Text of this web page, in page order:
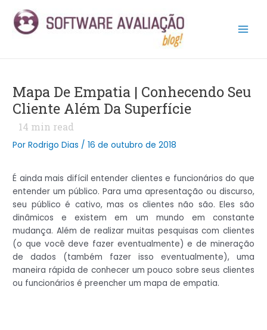
para
Mapa De Empatia | Conhecendo Seu
Cliente Além Da Superfície
14 min read
PorRodrigo Dias /16 de outubro de 2018
É ainda mais difícil entender clientes e funcionários do que
entender um público. Para uma apresentação ou discurso,
seu público é cativo, mas os clientes não são. Eles são
dinâmicos e existem em um mundo em constante
mudança. Além de realizar muitas pesquisas com clientes
(o que você deve fazer eventualmente) e de mineração
de dados (também fazer isso eventualmente), uma
maneira rápida de conhecer um pouco sobre seus clientes
ou funcionários é preencher um mapa de empatia.
navigation